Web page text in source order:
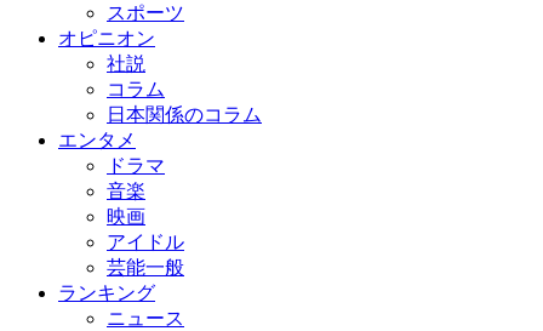
スポーツ
オピニオン
社説
コラム
日本関係のコラム
エンタメ
ドラマ
音楽
映画
アイドル
芸能一般
ランキング
ニュース